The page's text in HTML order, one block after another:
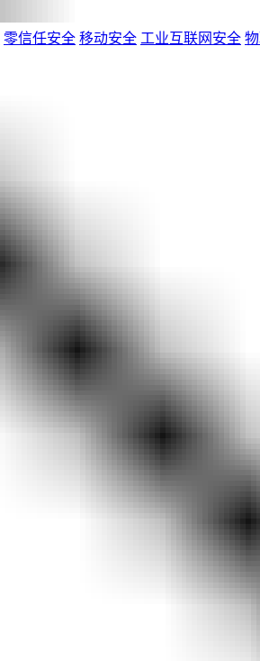
零信任安全 移动安全 工业互联网安全